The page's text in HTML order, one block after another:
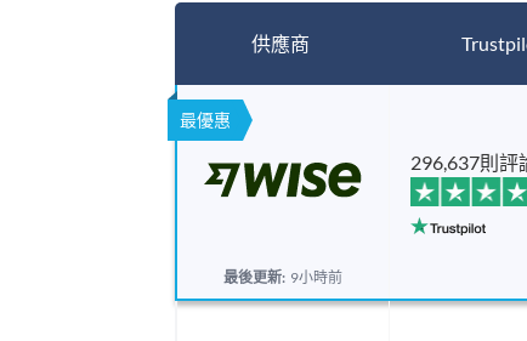
供應商
最優惠
最後更新: 9小時前
296,637則評